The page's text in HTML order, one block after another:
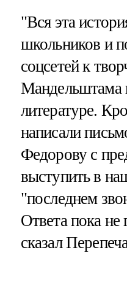
"Вся эта
школьников и
соцсетей к
Мандельштама
литературе.
написали
Федорову с
выступить в
"последнем
Ответа пока
сказал